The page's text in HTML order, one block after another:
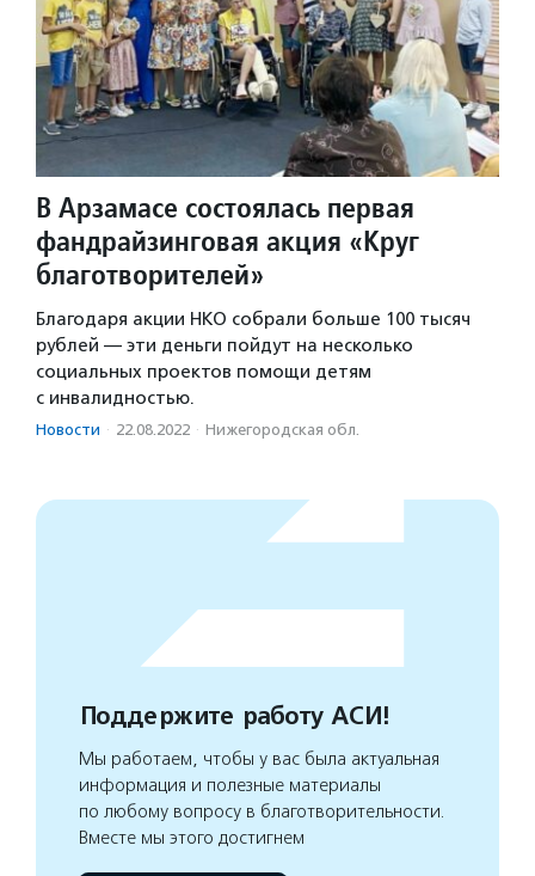
В Арзамасе состоялась первая
фандрайзинговая акция «Круг
благотворителей»
Благодаря акции НКО собрали больше 100 тысяч
рублей — эти деньги пойдут на несколько
социальных проектов помощи детям
с инвалидностью.
Новости · 22.08.2022 · Нижегородская обл.
Поддержите работу АСИ!
Мы работаем, чтобы у вас была актуальная
информация и полезные материалы
по любому вопросу в благотворительности.
Вместе мы этого достигнем